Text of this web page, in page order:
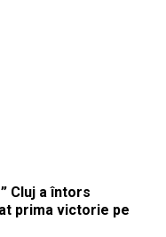
Cluj a întors
prima victorie pe